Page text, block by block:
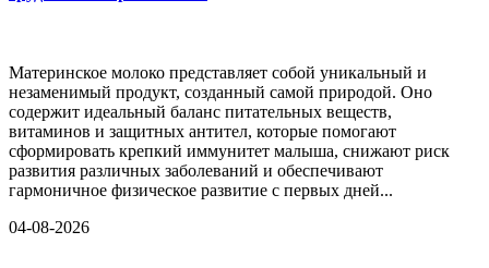
Материнское молоко представляет собой уникальный и
незаменимый продукт, созданный самой природой. Оно
содержит идеальный баланс питательных веществ,
витаминов и защитных антител, которые помогают
сформировать крепкий иммунитет малыша, снижают риск
развития различных заболеваний и обеспечивают
гармоничное физическое развитие с первых дней...
04-08-2026